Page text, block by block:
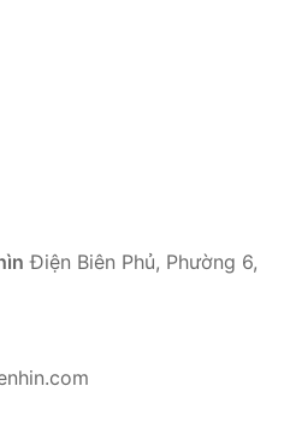
Điện Biên Phủ, Phường 6,